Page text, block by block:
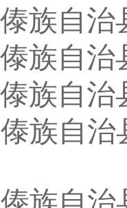
族自治
族自
族自
族自